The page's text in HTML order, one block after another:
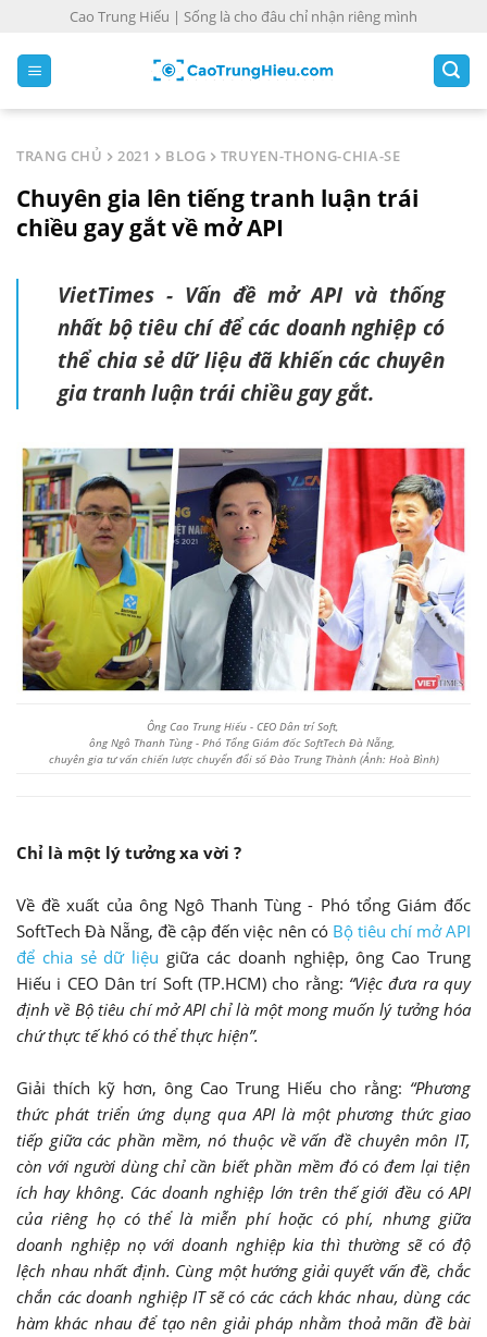
Cao Trung Hiếu | Sống là cho đâu chỉ nhận riêng mình
TRANG CHỦ 2021 BLOG TRUYEN-THONG-CHIA-SE
Chuyên gia lên tiếng tranh luận trái
chiều gay gắt về mở API
VietTimes - Vấn đề mở API và thống
nhất bộ tiêu chí để các doanh nghiệp có
thể chia sẻ dữ liệu đã khiến các chuyên
gia tranh luận trái chiều gay gắt.
Ông Cao Trung Hiếu - CEO Dân trí Soft,
ông Ngô Thanh Tùng - Phó Tổng Giám đốc SoftTech Đà Nẵng,
chuyên gia tư vấn chiến lược chuyển đổi số Đào Trung Thành (Ảnh: Hoà Bình)
Chỉ là một lý tưởng xa vời ?
Về đề xuất của ông Ngô Thanh Tùng - Phó tổng Giám đốc
SoftTech Đà Nẵng, đề cập đến việc nên có Bộ tiêu chí mở API
để chia sẻ dữ liệu giữa các doanh nghiệp, ông Cao Trung
Hiếu i CEO Dân trí Soft (TP.HCM) cho rằng: “Việc đưa ra quy
định về Bộ tiêu chí mở API chỉ là một mong muốn lý tưởng hóa
chứ thực tế khó có thể thực hiện”.
Giải thích kỹ hơn, ông Cao Trung Hiếu cho rằng: “Phương
thức phát triển ứng dụng qua API là một phương thức giao
tiếp giữa các phần mềm, nó thuộc về vấn đề chuyên môn IT,
còn với người dùng chỉ cần biết phần mềm đó có đem lại tiện
ích hay không. Các doanh nghiệp lớn trên thế giới đều có API
của riêng họ có thể là miễn phí hoặc có phí, nhưng giữa
doanh nghiệp nọ với doanh nghiệp kia thì thường sẽ có độ
lệch nhau nhất định. Cùng một hướng giải quyết vấn đề, chắc
chắn các doanh nghiệp IT sẽ có các cách khác nhau, dùng các
hàm khác nhau để tạo nên giải pháp nhằm thoả mãn đề bài